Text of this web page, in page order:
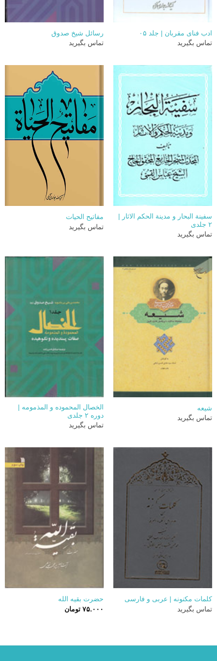
ادب فنای مقربان | جلد ۰۵
تماس بگیرید
رسائل شیخ صدوق
تماس بگیرید
سفینة البحار و مدینة الحکم الاثار |
۲ جلدی
تماس بگیرید
مفاتیح الحیات
تماس بگیرید
شیعه
تماس بگیرید
الخصال المحموده و المذمومه |
دوره ۲ جلدی
تماس بگیرید
کلمات مکنونه | عربی و فارسی
تماس بگیرید
حضرت بقیه الله
۷۵.۰۰۰ تومان